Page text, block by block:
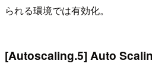
られる環境では有効化。
[Autoscaling.5] Auto